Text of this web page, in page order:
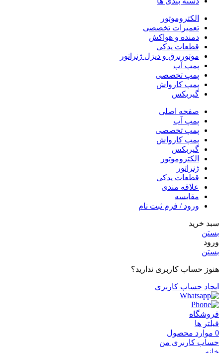
الکتروموتور
تعمیرات تخصصی
دمنده و هواکش
قطعات یدکی
موتوربرق و دیزل ژنراتور
پمپ آب
پمپ تخصصی
پمپ کارواش
گیربکس
صفحه اصلی
پمپ آب
پمپ تخصصی
پمپ کارواش
گیربکس
الکتروموتور
ژنراتور
قطعات یدکی
علاقه مندی
مقایسه
ورود / فرم ثبت نام
سبد خرید
بستن
ورود
بستن
هنوز حساب کاربری ندارید؟
ایجاد حساب کاربری
فروشگاه
فیلتر ها
0 موارد محصول
حساب کاربری من